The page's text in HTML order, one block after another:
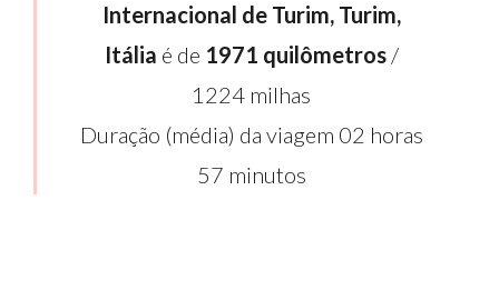
Internacional de Turim, Turim,
Itália é de 1971 quilômetros/
1224 milhas
Duração (média) da viagem 02 horas
57 minutos